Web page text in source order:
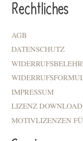
Rechtliches
AGB
DATENSCHUTZ
IMPRESSUM
LIZENZ
MOTIVLIZENZEN